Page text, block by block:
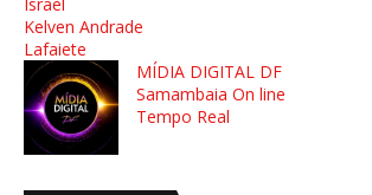
Kelven Andrade
Lafaiete
MÍDIA DIGITAL DF
Samambaia On line
Tempo Real